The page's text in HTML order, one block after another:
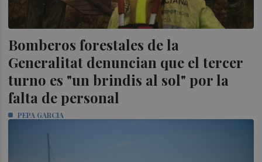
Bomberos forestales de la
Generalitat denuncian que el tercer
turno es "un brindis al sol" por la
falta de personal
PEPA GARCIA